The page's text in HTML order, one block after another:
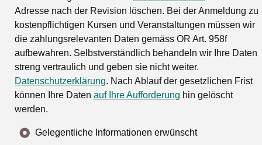
Adresse nach der Revision löschen. Bei der Anmeldung zu
kostenpflichtigen Kursen und Veranstaltungen müssen wir
die zahlungsrelevanten Daten gemäss OR Art. 958f
aufbewahren. Selbstverständlich behandeln wir Ihre Daten
streng vertraulich und geben sie nicht weiter.
Datenschutzerklärung. Nach Ablauf der gesetzlichen Frist
können Ihre Daten auf Ihre Aufforderung hin gelöscht
werden.
Gelegentliche Informationen erwünscht